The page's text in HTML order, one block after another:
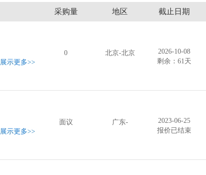
采购量 地区 截止日期
展示更多>>
0 北京-北京
2026-10-08
剩余：61天
展示更多>>
面议 广东-
2023-06-25
报价已结束